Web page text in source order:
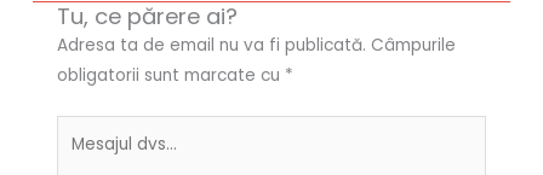
Tu, ce părere ai?
Adresa ta de email nu va fi publicată. Câmpurile
obligatorii sunt marcate cu *